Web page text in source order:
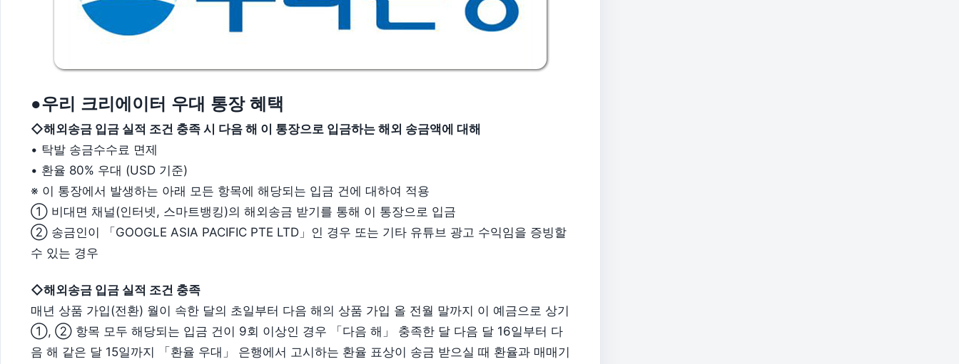
●우리 크리에이터 우대 통장 혜택
◇해외송금 입금 실적 조건 충족 시 다음 해 이 통장으로 입금하는 해외 송금액에 대해
• 탁발 송금수수료 면제
• 환율 80% 우대 (USD 기준)
※ 이 통장에서 발생하는 아래 모든 항목에 해당되는 입금 건에 대하여 적용
① 비대면 채널(인터넷, 스마트뱅킹)의 해외송금 받기를 통해 이 통장으로 입금
② 송금인이 「GOOGLE ASIA PACIFIC PTE LTD」인 경우 또는 기타 유튜브 광고 수익임을 증빙할
수 있는 경우
◇해외송금 입금 실적 조건 충족
매년 상품 가입(전환) 월이 속한 달의 초일부터 다음 해의 상품 가입 올 전월 말까지 이 예금으로 상기
①, ② 항목 모두 해당되는 입금 건이 9회 이상인 경우 「다음 해」 충족한 달 다음 달 16일부터 다
음 해 같은 달 15일까지 「환율 우대」 은행에서 고시하는 환율 표상이 송금 받으실 때 환율과 매매기